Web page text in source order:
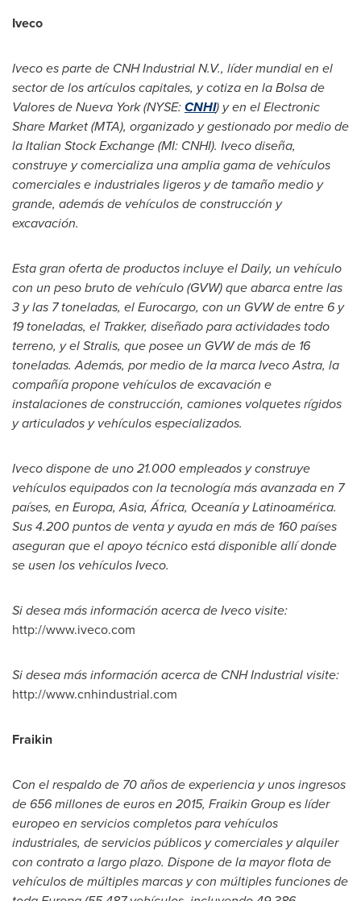
Iveco
Iveco es parte de CNH Industrial N.V., líder mundial en el
sector de los artículos capitales, y cotiza en la Bolsa de
Valores de Nueva York(NYSE:CNHI) y en elElectronic
Share Market (MTA), organizado y gestionado por medio de
laItalian Stock Exchange (MI: CNHI). Iveco diseña,
construye y comercializa una amplia gama de vehículos
comerciales e industriales ligeros y de tamaño medio y
grande, además de vehículos de construcción y
excavación.
Esta gran oferta de productos incluye elDaily, un vehículo
con un peso bruto de vehículo (GVW) que abarca entre las
3 y las 7 toneladas, elEurocargo, con un GVW de entre 6 y
19 toneladas, el Trakker, diseñado para actividades todo
terreno, y elStralis, que posee un GVWde más de 16
toneladas. Además, por medio de la marcaIveco Astra, la
compañía propone vehículos de excavación e
instalaciones de construcción, camiones volquetes rígidos
y articulados y vehículos especializados.
Ivecodispone de uno 21.000 empleados y construye
vehículos equipados con la tecnología más avanzada en 7
países, en Europa,Asia, África, Oceanía y Latinoamérica.
Sus4.200 puntos de venta y ayuda en más de 160 países
aseguran que el apoyo técnico está disponible allí donde
se usen los vehículosIveco.
Si desea más información acerca deIveco visite:
http://www.iveco.com
Si desea más información acerca de CNH Industrial visite:
http://www.cnhindustrial.com
Fraikin
Con el respaldo de 70años de experiencia y unos ingresos
de 656 millones de euros en 2015, Fraikin Groupes líder
europeo en servicios completos para vehículos
industriales, de servicios públicos y comerciales y alquiler
con contrato a largo plazo. Dispone de la mayor flota de
vehículos de múltiples marcas y con múltiples funciones de